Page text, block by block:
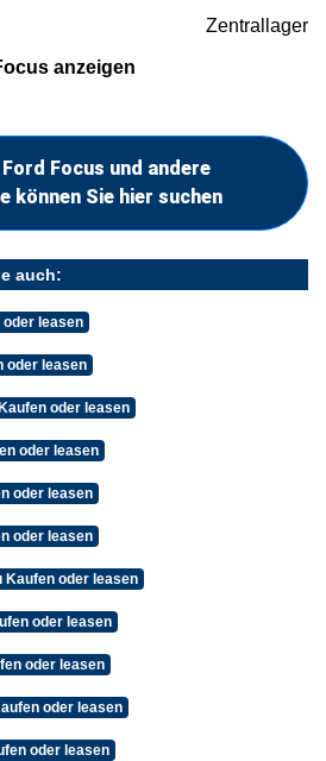
Zentrallager
anzeigen
Focus und andere
können Sie hier suchen
auch:
oder leasen
oder leasen
oder leasen
oder leasen
oder leasen
oder leasen
Kaufen oder leasen
oder leasen
oder leasen
oder leasen
oder leasen